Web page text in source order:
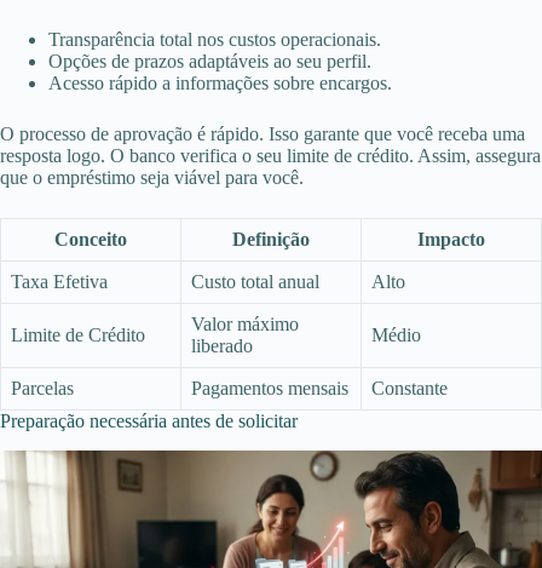
Transparência total nos custos operacionais.
Opções de prazos adaptáveis ao seu perfil.
Acesso rápido a informações sobre encargos.
O processo de aprovação é rápido. Isso garante que você receba uma
resposta logo. O banco verifica o seu limite de crédito. Assim, assegura
que o empréstimo seja viável para você.
Conceito Definição Impacto
Taxa Efetiva Custo total anual Alto
Limite de Crédito
Valor máximo
liberado
Médio
Parcelas Pagamentos mensais
Constante
Preparação necessária antes de solicitar